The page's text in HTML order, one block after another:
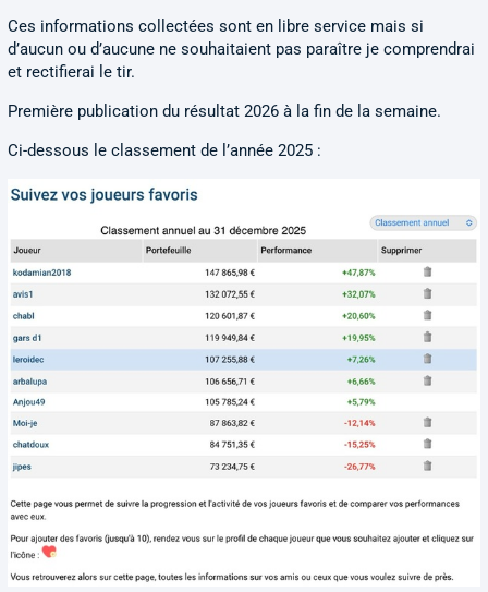
Ces informations collectées sont en libre service mais si
d’aucun ou d’aucune ne souhaitaient pas paraître je comprendrai
et rectifierai le tir.
Première publication du résultat 2026 à la fin de la semaine.
Ci-dessous le classement de l’année 2025 :